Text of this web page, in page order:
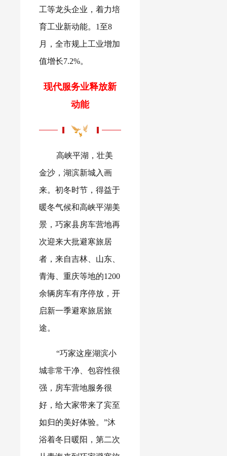
工等龙头企业，着力培
育工业新动能。1至8
月，全市规上工业增加
值增长7.2%。
现代服务业释放新
动能
高峡平湖，壮美
金沙，湖滨新城入画
来。初冬时节，得益于
暖冬气候和高峡平湖美
景，巧家县房车营地再
次迎来大批避寒旅居
者，来自吉林、山东、
青海、重庆等地的1200
余辆房车有序停放，开
启新一季避寒旅居旅
途。
“巧家这座湖滨小
城非常干净、包容性很
强，房车营地服务很
好，给大家带来了宾至
如归的美好体验。”沐
浴着冬日暖阳，第二次